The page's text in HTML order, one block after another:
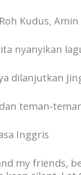
Kudus, Amin
nyanyikan
dilanjutkan
teman-
Inggris
my friends,